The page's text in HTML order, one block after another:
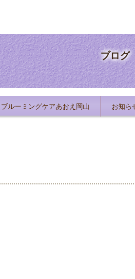
ブログ
ブルーミングケアあおえ岡山 お知ら